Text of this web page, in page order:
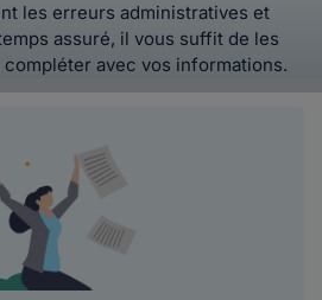
les erreurs administratives et
assuré, il vous suffit de les
avec vos informations.